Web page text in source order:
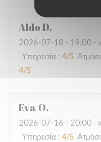
AldoD
2026-07-18 - 19:00 -
Υπηρεσία : 4/5
4/5
Eva O
2026-07-16 - 20:00 -
Υπηρεσία :4/5